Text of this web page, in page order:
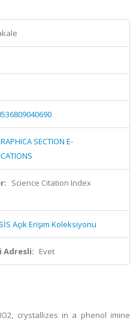
SECTION E-
Science Citation Index
Açık Erişim Koleksiyonu
Adresli: Evet
crystallizes in a phenol imine